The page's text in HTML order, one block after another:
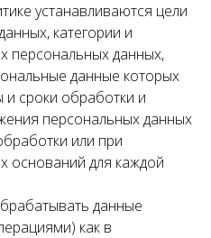
устанавливаются цели
категории и
персональных данных,
данные которых
сроки обработки и
персональных данных
или при
оснований для каждой
данные
как в